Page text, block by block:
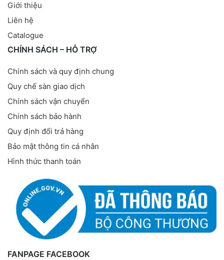
Giới thiệu
Liên hệ
Catalogue
CHÍNH SÁCH – HỖ TRỢ
Chính sách và quy định chung
Quy chế sàn giao dịch
Chính sách vận chuyển
Chính sách bảo hành
Quy định đổi trả hàng
Bảo mật thông tin cá nhân
Hình thức thanh toán
FANPAGE FACEBOOK